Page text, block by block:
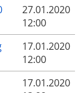
27.01.2020
12:00
17.01.2020
12:00
17.01.2020